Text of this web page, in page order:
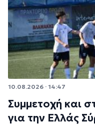
10.08.2026 · 14:47
Συμμετοχή και
για την Ελλάς